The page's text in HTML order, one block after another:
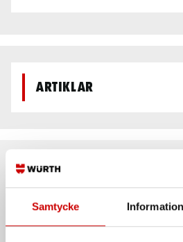
Samtycke Information
Artiklar
Rekommenderat